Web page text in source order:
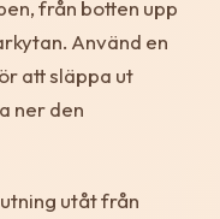
från botten upp
Använd en
att släppa ut
ner den
utåt från